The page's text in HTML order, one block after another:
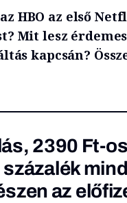
HBO az első
Mit lesz
kapcsán?
2390 Ft-
az